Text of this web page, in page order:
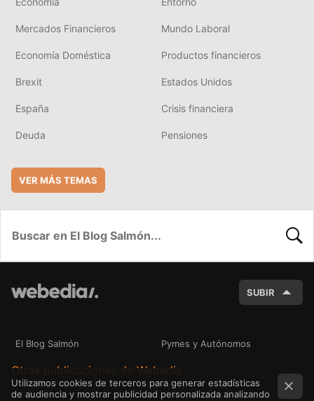
Mercados Financieros Mundo Laboral
Economía Doméstica Productos financieros
Brexit Estados Unidos
España Crisis financiera
Deuda Pensiones
VER MÁS TEMAS
SUBIR
El Blog Salmón Pymes y Autónomos
Otras publicaciones de Webedia
Utilizamos cookies de terceros para generar estadísticas
de audiencia y mostrar publicidad personalizada analizando